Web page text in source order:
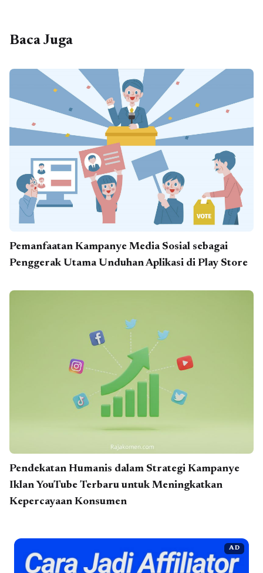
Baca Juga
Pemanfaatan Kampanye Media Sosial sebagai
Penggerak Utama Unduhan Aplikasi di Play Store
Pendekatan Humanis dalam Strategi Kampanye
Iklan YouTube Terbaru untuk Meningkatkan
Kepercayaan Konsumen
AD